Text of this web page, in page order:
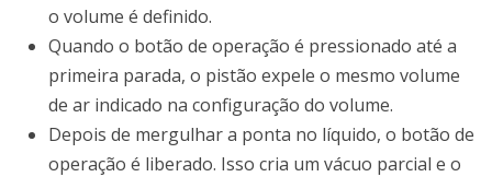
o volume é definido.
Quando o botão de operação é pressionado até a
primeira parada, o pistão expele o mesmo volume
de ar indicado na configuração do volume.
Depois de mergulhar a ponta no líquido, o botão de
operação é liberado. Isso cria um vácuo parcial e o